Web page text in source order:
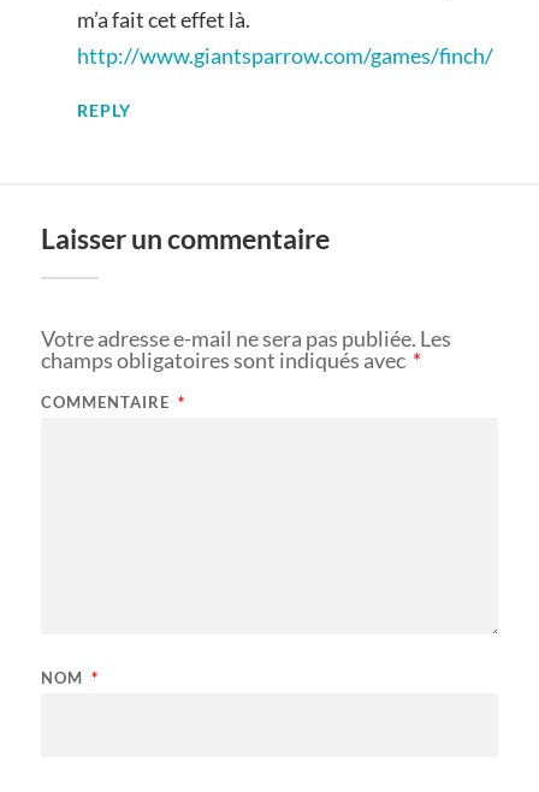
m’a fait cet effet là.
http://www.giantsparrow.com/games/finch/
REPLY
Laisser un commentaire
Votre adresse e-mail ne sera pas publiée. Les
champs obligatoires sont indiqués avec *
COMMENTAIRE *
NOM *